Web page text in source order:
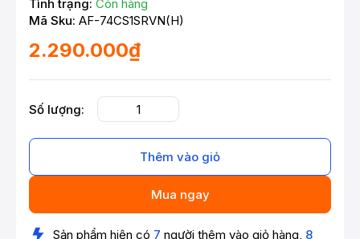
Tình trạng: Còn hàng
Mã Sku: AF-74CS1SRVN(H)
2.290.000₫
Số lượng:
Thêm vào giỏ
Mua ngay
Sản phẩm hiện có 7 người thêm vào giỏ hàng, 8